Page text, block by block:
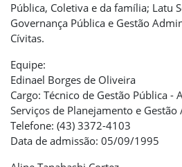
Pública, Coletiva e da família; Latu
Governança Pública e Gestão
Cívitas.
Equipe:
Edinael Borges de Oliveira
Cargo: Técnico de Gestão Pública -
Serviços de Planejamento e Gestão
Telefone: (43) 3372-4103
Data de admissão: 05/09/1995